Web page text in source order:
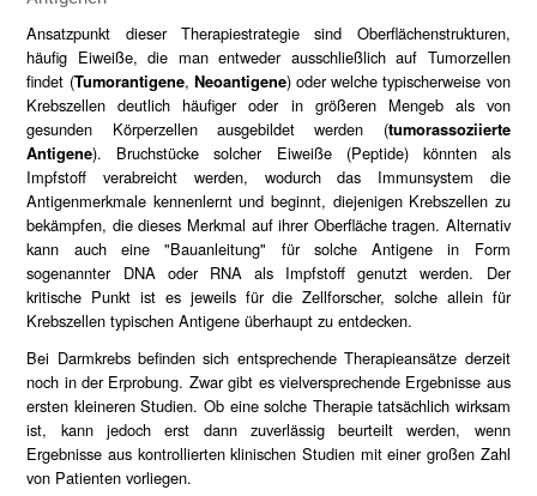
Ansatzpunkt dieser Therapiestrategie sind Oberflächenstrukturen,
häufig Eiweiße, die man entweder ausschließlich auf Tumorzellen
findet (Tumorantigene, Neoantigene) oder welche typischerweise von
Krebszellen deutlich häufiger oder in größeren Mengeb als von
gesunden Körperzellen ausgebildet werden (tumorassoziierte
Antigene). Bruchstücke solcher Eiweiße (Peptide) könnten als
Impfstoff verabreicht werden, wodurch das Immunsystem die
Antigenmerkmale kennenlernt und beginnt, diejenigen Krebszellen zu
bekämpfen, die dieses Merkmal auf ihrer Oberfläche tragen. Alternativ
kann auch eine "Bauanleitung" für solche Antigene in Form
sogenannter DNA oder RNA als Impfstoff genutzt werden. Der
kritische Punkt ist es jeweils für die Zellforscher, solche allein für
Krebszellen typischen Antigene überhaupt zu entdecken.
Bei Darmkrebs befinden sich entsprechende Therapieansätze derzeit
noch in der Erprobung. Zwar gibt es vielversprechende Ergebnisse aus
ersten kleineren Studien. Ob eine solche Therapie tatsächlich wirksam
ist, kann jedoch erst dann zuverlässig beurteilt werden, wenn
Ergebnisse aus kontrollierten klinischen Studien mit einer großen Zahl
von Patienten vorliegen.